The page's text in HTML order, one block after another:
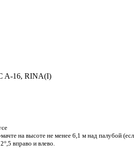
A-16, RINA(I)
на высоте не менее 6,1 м над палубой
вправо и влево.